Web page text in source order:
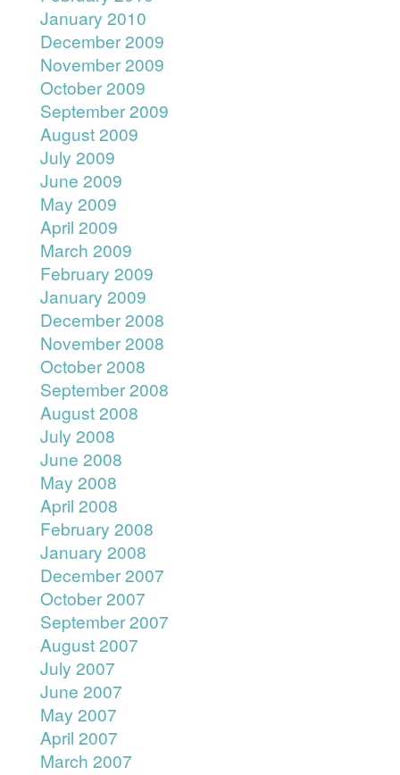
January 2010
December 2009
November 2009
October 2009
September 2009
August 2009
July 2009
June 2009
May 2009
April 2009
March 2009
February 2009
January 2009
December 2008
November 2008
October 2008
September 2008
August 2008
July 2008
June 2008
May 2008
April 2008
February 2008
January 2008
December 2007
October 2007
September 2007
August 2007
July 2007
June 2007
May 2007
April 2007
March 2007